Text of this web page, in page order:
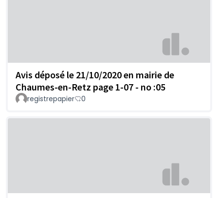
Avis déposé le 21/10/2020 en mairie de
Chaumes-en-Retz page 1-07 - no :05
registrepapier 0